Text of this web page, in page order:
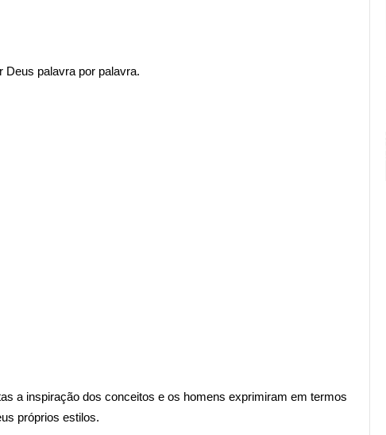
Deus palavra por palavra.
a inspiração dos conceitos e os homens exprimiram em termos
próprios estilos.